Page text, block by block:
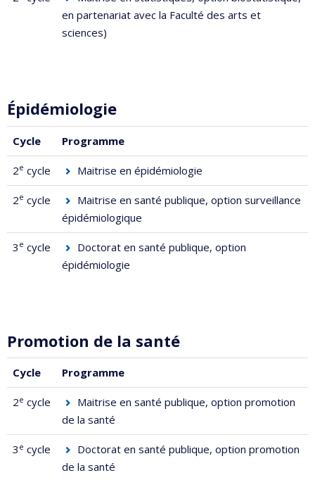
en partenariat avec la Faculté des arts et
sciences)
Épidémiologie
Cycle Programme
2e cycle Maitrise en épidémiologie
2e cycle Maitrise en santé publique, option surveillance
épidémiologique
3 e cycle Doctorat en santé publique, option
épidémiologie
Promotion de la santé
Cycle Programme
2e cycle
Maitrise en santé publique, option promotion
de la santé
3 e cycle Doctorat en santé publique, option promotion
de la santé